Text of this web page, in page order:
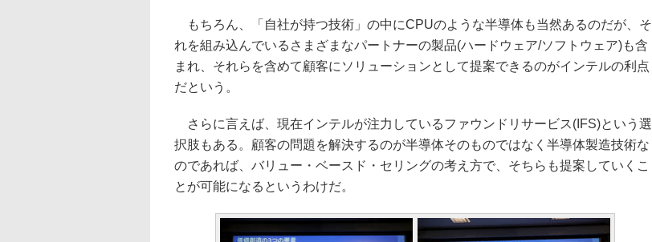
もちろん、「自社が持つ技術」の中にCPUのような半導体も当然あるのだが、そ
れを組み込んでいるさまざまなパートナーの製品(ハードウェア/ソフトウェア)も含
まれ、それらを含めて顧客にソリューションとして提案できるのがインテルの利点
だという。
さらに言えば、現在インテルが注力しているファウンドリサービス(IFS)という選
択肢もある。顧客の問題を解決するのが半導体そのものではなく半導体製造技術な
のであれば、バリュー・ベースド・セリングの考え方で、そちらも提案していくこ
とが可能になるというわけだ。